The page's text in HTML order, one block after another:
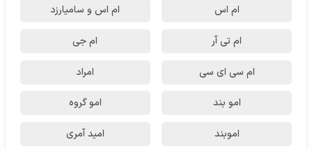
ام اس ام اس و سامیارزد
ام تی آر ام جی
ام سی ای سی امراد
امو بند امو گروه
اموبند امید آمری